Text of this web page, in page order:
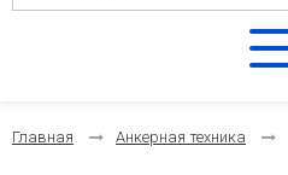
Главная Анкерная техника